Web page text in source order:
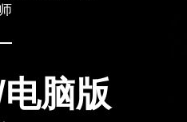
脑版